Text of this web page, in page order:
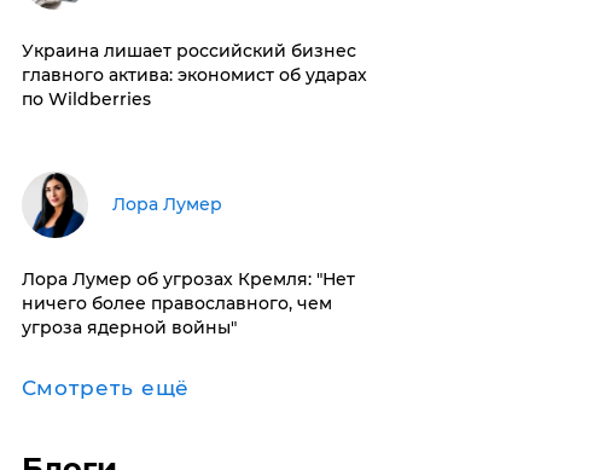
​Украина лишает российский бизнес
главного актива: экономист об ударах
по Wildberries
​Лора Лумер
Лора Лумер об угрозах Кремля: "Нет
ничего более православного, чем
угроза ядерной войны"
Смотреть ещё